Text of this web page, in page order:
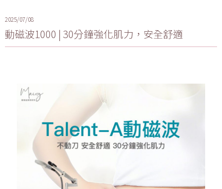
2025/07/08
動磁波1000 | 30分鐘強化肌力，安全舒適